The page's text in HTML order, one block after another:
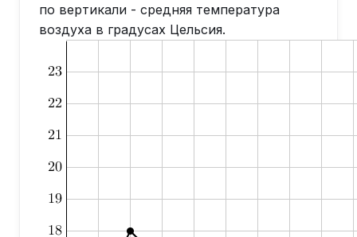
по вертикали - средняя температура
воздуха в градусах Цельсия.